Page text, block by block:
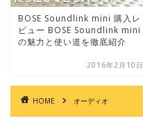
BOSE Soundlink mini 購入レ
ビュー BOSE Soundlink mini
の魅力と使い道を徹底紹介
2016年2月10日
HOME オーディオ